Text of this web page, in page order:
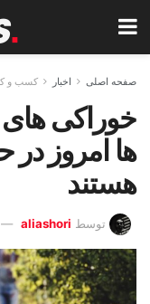
صفحه اصلی اخبار کسب و
خوراکی های
ها امروز
هستند
توسط aliashori